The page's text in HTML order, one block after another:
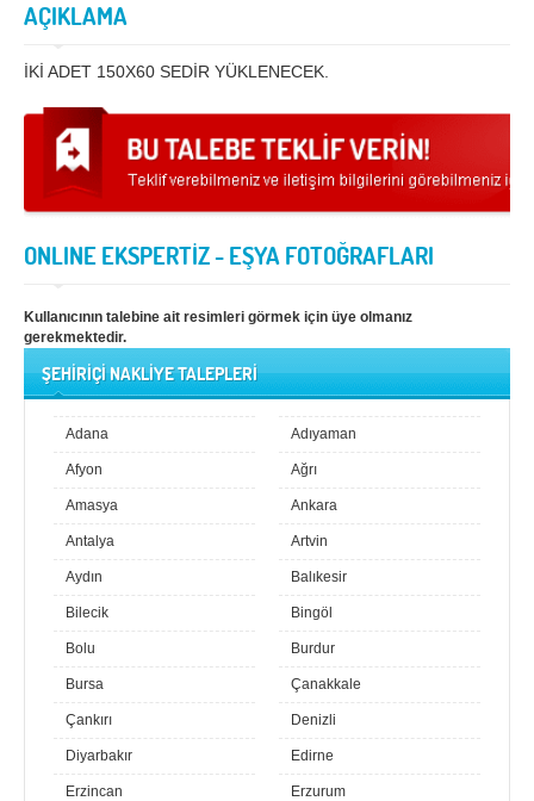
Şanlıurfa
Tekirdağ Tokat
Trabzon
Uşak
Yalova Yozgat
Zonguldak
MÜŞTERİ TALEPLERİ
DEFTER
NAKLİYECİ İLANLARI
AÇIKLAMA
İKİ ADET 150X60 SEDİR YÜKLENECEK.
ONLINE EKSPERTİZ - EŞYA FOTOĞRAFLARI
Kullanıcının talebine ait resimleri görmek için üye olmanız
gerekmektedir.
ŞEHİRİÇİ NAKLİYE TALEPLERİ
Adana Adıyaman
Afyon Ağrı
Amasya Ankara
Antalya Artvin
Aydın Balıkesir
Bilecik Bingöl
Bolu Burdur
Bursa Çanakkale
Çankırı Denizli
Diyarbakır Edirne
Erzincan Erzurum